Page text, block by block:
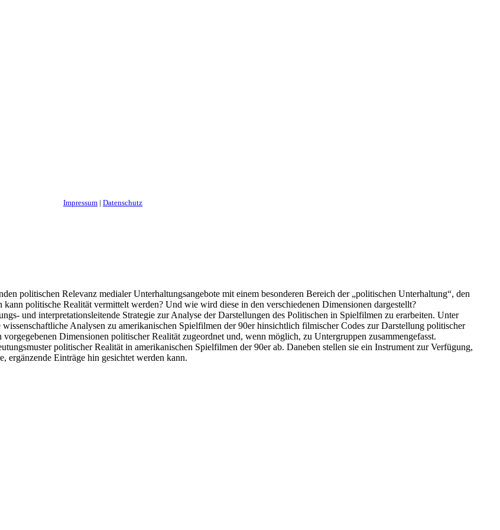
Impressum | Datenschutz
politischen Relevanz medialer Unterhaltungsangebote mit einem besonderen Bereich der „politischen Unterhaltung“, den
politische Realität vermittelt werden? Und wie wird diese in den verschiedenen Dimensionen dargestellt?
und interpretationsleitende Strategie zur Analyse der Darstellungen des Politischen in Spielfilmen zu erarbeiten. Unter
Analysen zu amerikanischen Spielfilmen der 90er hinsichtlich filmischer Codes zur Darstellung politischer
Dimensionen politischer Realität zugeordnet und, wenn möglich, zu Untergruppen zusammengefasst.
politischer Realität in amerikanischen Spielfilmen der 90er ab. Daneben stellen sie ein Instrument zur Verfügung,
ergänzende Einträge hin gesichtet werden kann.